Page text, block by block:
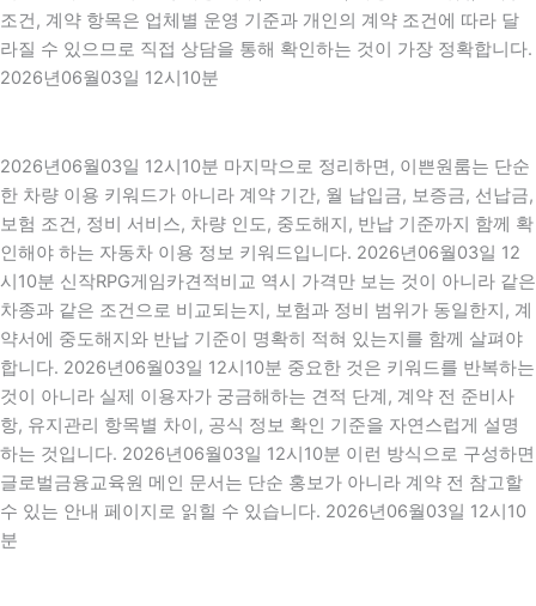
조건, 계약 항목은 업체별 운영 기준과 개인의 계약 조건에 따라 달
라질 수 있으므로 직접 상담을 통해 확인하는 것이 가장 정확합니다.
2026년06월03일 12시10분
2026년06월03일 12시10분 마지막으로 정리하면, 이쁜원룸는 단순
한 차량 이용 키워드가 아니라 계약 기간, 월 납입금, 보증금, 선납금,
보험 조건, 정비 서비스, 차량 인도, 중도해지, 반납 기준까지 함께 확
인해야 하는 자동차 이용 정보 키워드입니다. 2026년06월03일 12
시10분 신작RPG게임카견적비교 역시 가격만 보는 것이 아니라 같은
차종과 같은 조건으로 비교되는지, 보험과 정비 범위가 동일한지, 계
약서에 중도해지와 반납 기준이 명확히 적혀 있는지를 함께 살펴야
합니다. 2026년06월03일 12시10분 중요한 것은 키워드를 반복하는
것이 아니라 실제 이용자가 궁금해하는 견적 단계, 계약 전 준비사
항, 유지관리 항목별 차이, 공식 정보 확인 기준을 자연스럽게 설명
하는 것입니다. 2026년06월03일 12시10분 이런 방식으로 구성하면
글로벌금융교육원 메인 문서는 단순 홍보가 아니라 계약 전 참고할
수 있는 안내 페이지로 읽힐 수 있습니다. 2026년06월03일 12시10
분